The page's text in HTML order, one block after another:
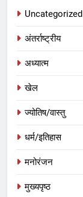
Uncategorized
अंतर्राष्ट्रीय
अध्यात्म
खेल
ज्योतिष/वास्तु
धर्म/इतिहास
मनोरंजन
मुख्यपृष्ठ